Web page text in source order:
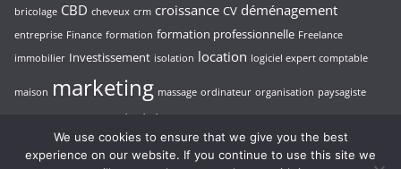
bricolage CBD cheveux crm croissance CV déménagement
entreprise Finance formation formation professionnelle Freelance
immobilier Investissement isolation location logiciel expert comptable
maison marketing massage ordinateur organisation paysagiste
pisciniste
seo stratégie d’entreprise thérapeute
We use cookies to ensure that we give you the best
experience on our website. If you continue to use this site we